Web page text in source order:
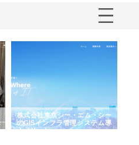
株式会社東京シー・エム・シー
のGISインフラ管理システム導
入メリット